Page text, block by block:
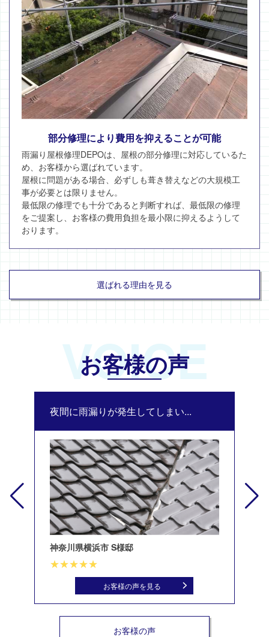
部分修理により費用を抑えることが可能
雨漏り屋根修理DEPOは、屋根の部分修理に対応しているた
め、お客様から選ばれています。
屋根に問題がある場合、必ずしも葺き替えなどの大規模工
事が必要とは限りません。
最低限の修理でも十分であると判断すれば、最低限の修理
をご提案し、お客様の費用負担を最小限に抑えるようして
おります。
選ばれる理由を見る
VOICE
お客様の声
夜間に雨漏りが発生してしまい...
神奈川県横浜市 S様邸
お客様の声を見る
お客様の声